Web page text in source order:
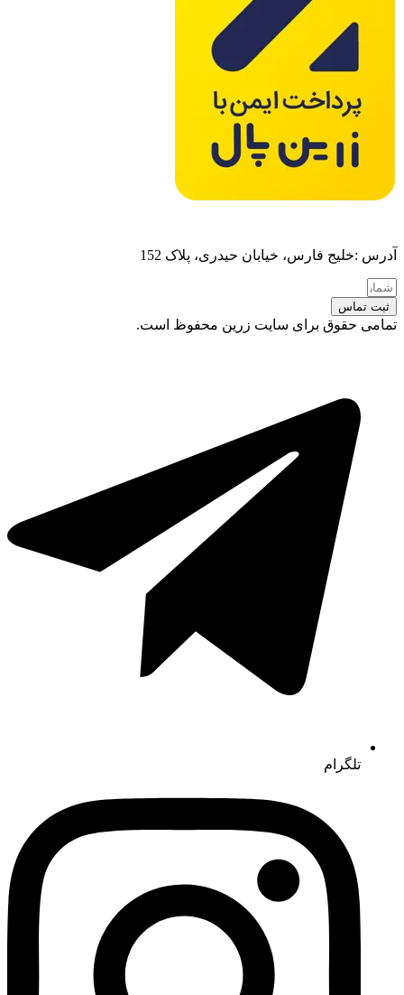
آدرس :خلیج فارس، خیابان حیدری، پلاک 152
ثبت تماس
تمامی حقوق برای سایت زرین محفوظ است.
تلگرام